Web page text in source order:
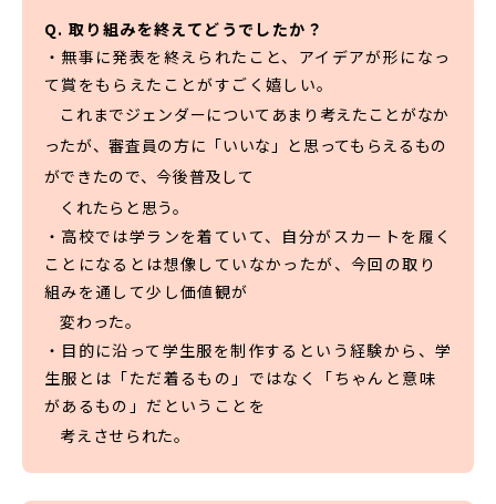
Q. 取り組みを終えてどうでしたか？
・無事に発表を終えられたこと、アイデアが形になっ
て賞をもらえたことがすごく嬉しい。
これまでジェンダーについてあまり考えたことがなか
ったが、審査員の方に「いいな」と思ってもらえるもの
ができたので、今後普及して
くれたらと思う。
・高校では学ランを着ていて、自分がスカートを履く
ことになるとは想像していなかったが、今回の取り
組みを通して少し価値観が
変わった。
・目的に沿って学生服を制作するという経験から、学
生服とは「ただ着るもの」ではなく「ちゃんと意味
があるもの」だということを
考えさせられた。